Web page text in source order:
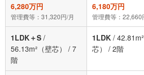
6,280万円
管理費等：31,320円/月
6,180万円
管理費等：22,660
1LDK＋S /
56.13m²（壁芯）
/ 7
階
1LDK /
芯）
/ 2階